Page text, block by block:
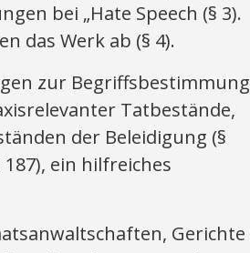
bei „Hate Speech (§ 3).
das Werk ab (§ 4).
zur Begriffsbestimmung
Tatbestände,
der Beleidigung (§
ein hilfreiches
Gerichte